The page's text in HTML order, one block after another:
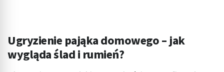
Ugryzienie pająka domowego – jak
wygląda ślad i rumień?